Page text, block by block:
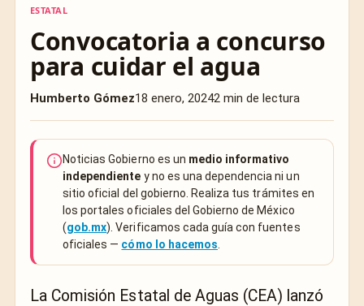
ESTATAL
Convocatoria a concurso
para cuidar el agua
Humberto Gómez18 enero, 20242 min de lectura
Noticias Gobierno es un medio informativo
independiente y no es una dependencia ni un
sitio oficial del gobierno. Realiza tus trámites en
los portales oficiales del Gobierno de México
(gob.mx). Verificamos cada guía con fuentes
oficiales — cómo lo hacemos
La Comisión Estatal de Aguas (CEA) lanzó